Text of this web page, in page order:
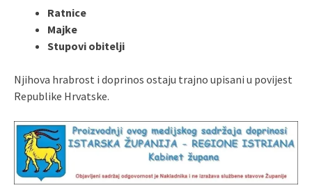
Ratnice
Majke
Stupovi obitelji
Njihova hrabrost i doprinos ostaju trajno upisani u povijest
Republike Hrvatske.